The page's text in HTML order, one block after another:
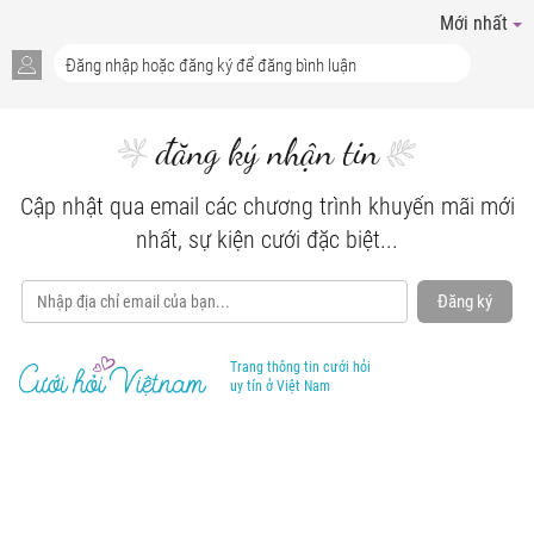
Mới nhất
đăng ký nhận tin
Cập nhật qua email các chương trình khuyến mãi mới
nhất, sự kiện cưới đặc biệt...
Đăng ký
Trang thông tin cưới hỏi
uy tín ở Việt Nam